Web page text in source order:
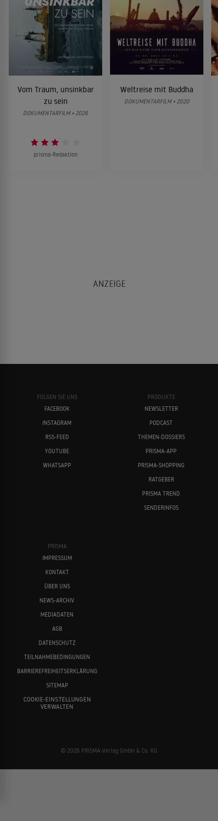
Vom Traum, unsinkbar
zu sein
DOKUMENTARFILM • 2026
prisma-Redaktion
Weltreise mit Buddha
DOKUMENTARFILM • 2020
FOLGEN SIE UNS
FACEBOOK
INSTAGRAM
RSS-FEED
YOUTUBE
WHATSAPP
PRODUKTE
NEWSLETTER
PODCAST
THEMEN-DOSSIERS
PRISMA-APP
PRISMA-SHOPPING
RATGEBER
PRISMA TREND
SENDERINFOS
PRISMA
IMPRESSUM
KONTAKT
ÜBER UNS
NEWS-ARCHIV
MEDIADATEN
AGB
DATENSCHUTZ
TEILNAHMEBEDINGUNGEN
BARRIEREFREIHEITSERKLÄRUNG
SITEMAP
COOKIE-EINSTELLUNGEN
VERWALTEN
© 2026 PRISMA-Verlag GmbH & Co. KG